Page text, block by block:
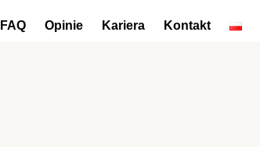
FAQ Opinie Kariera
Kontakt